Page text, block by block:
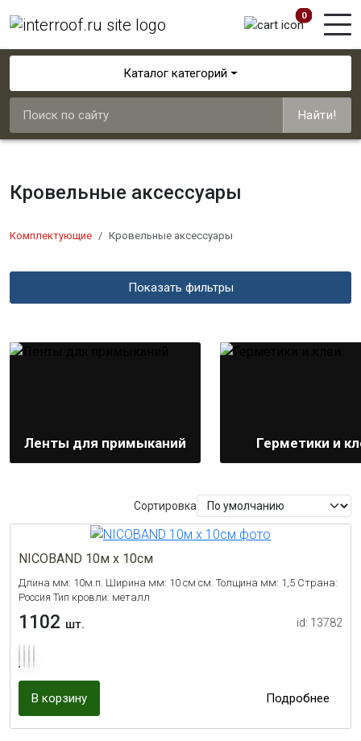
0
Каталог категорий
Найти!
Кровельные аксессуары
Комплектующие Кровельные аксессуары
Показать фильтры
Ленты для примыканий Герметики и
Сортировка
NICOBAND 10м х 10см
Длина мм: 10м.п. Ширина мм: 10 см см. Толщина мм: 1,5 Страна:
Россия Тип кровли: металл
1102 шт. id: 13782
В корзину Подробнее